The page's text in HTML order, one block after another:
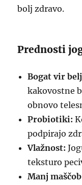
bolj zdravo.
Prednosti
Bogat vir
kakovostne
obnovo
Probiotiki:
podpirajo
Vlažnost:
teksturo
Manj